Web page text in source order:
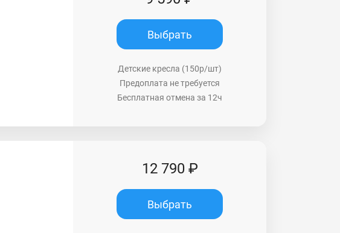
Выбрать
Детские кресла (150р/шт)
Предоплата не требуется
Бесплатная отмена за 12ч
12 790 ₽
Выбрать